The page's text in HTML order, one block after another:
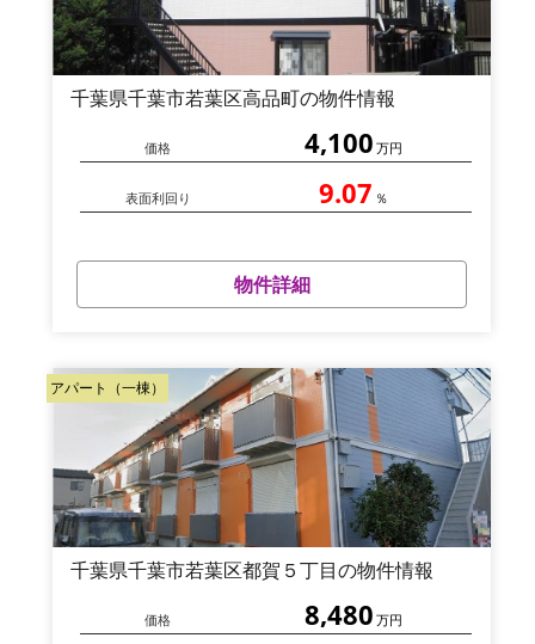
千葉県千葉市若葉区高品町の物件情報
価格 4,100 万円
表面利回り 9.07 ％
物件詳細
アパート（一棟）
千葉県千葉市若葉区都賀５丁目の物件情報
価格 8,480 万円